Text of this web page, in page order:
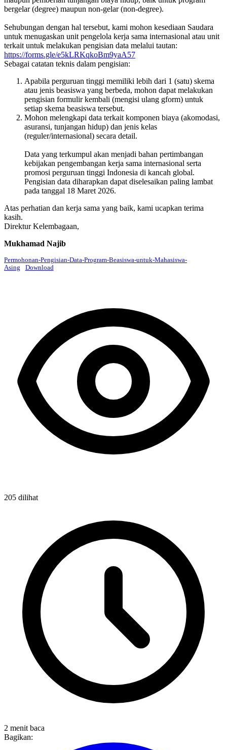
bergelar (degree) maupun non-gelar (non-degree).
Sehubungan dengan hal tersebut, kami mohon kesediaan Saudara
untuk menugaskan unit pengelola kerja sama internasional atau unit
terkait untuk melakukan pengisian data melalui tautan:
https://forms.gle/e5kLRKqkoBm9yaA57
Sebagai catatan teknis dalam pengisian:
Apabila perguruan tinggi memiliki lebih dari 1 (satu) skema
atau jenis beasiswa yang berbeda, mohon dapat melakukan
pengisian formulir kembali (mengisi ulang gform) untuk
setiap skema beasiswa tersebut.
Mohon melengkapi data terkait komponen biaya (akomodasi,
asuransi, tunjangan hidup) dan jenis kelas
(reguler/internasional) secara detail.
Data yang terkumpul akan menjadi bahan pertimbangan
kebijakan pengembangan kerja sama internasional serta
promosi perguruan tinggi Indonesia di kancah global.
Pengisian data diharapkan dapat diselesaikan paling lambat
pada tanggal 18 Maret 2026.
Atas perhatian dan kerja sama yang baik, kami ucapkan terima
kasih.
Direktur Kelembagaan,
Mukhamad Najib
Permohonan-Pengisian-Data-Program-Beasiswa-untuk-Mahasiswa-
Asing
Download
205 dilihat
2 menit baca
Bagikan: